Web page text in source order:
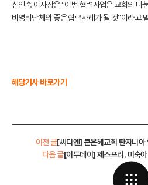
신인숙 이사장은 “이번 협력사업은 교회의 나
비영리단체의 좋은 협력사례가 될 것”이라고
해당기사 바로가기
이전 글[씨디엔] 큰은혜교회 탄자니아
[이투데이] 제스프리, 미숙
다음 글